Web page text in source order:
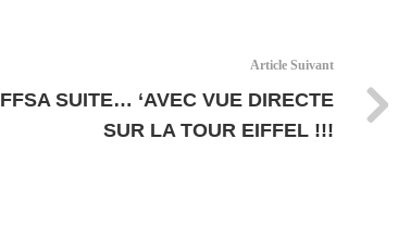
Article Suivant
FFSA SUITE… ‘AVEC VUE DIRECTE
SUR LA TOUR EIFFEL !!!